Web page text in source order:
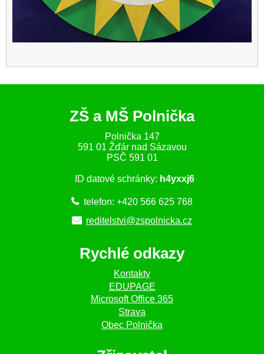
ZŠ a MŠ Polnička
Polnička 147
591 01 Žďár nad Sázavou
PSČ 591 01
ID datové schránky: h4yxxj6
telefon: +420 566 625 768
reditelstvi@zspolnicka.cz
Rychlé odkazy
Kontakty
EDUPAGE
Microsoft Office 365
Strava
Obec Polnička